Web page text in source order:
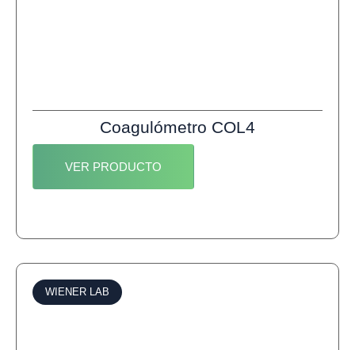
Coagulómetro COL4
VER PRODUCTO
WIENER LAB